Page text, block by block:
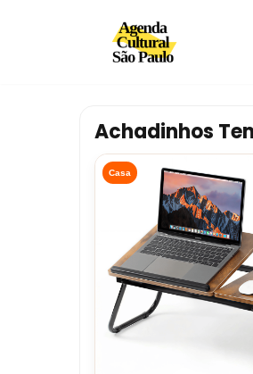
Achadinhos
Casa